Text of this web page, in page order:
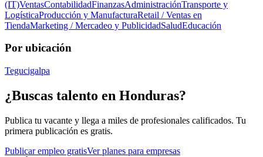
(IT)VentasContabilidadFinanzasAdministraciónTransporte y
LogísticaProducción y ManufacturaRetail / Ventas en
TiendaMarketing / Mercadeo y PublicidadSaludEducación
Por ubicación
Tegucigalpa
¿Buscas talento en Honduras?
Publica tu vacante y llega a miles de profesionales calificados. Tu
primera publicación es gratis.
Publicar empleo gratisVer planes para empresas